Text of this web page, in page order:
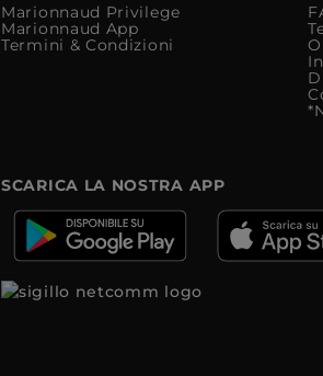
Marionnaud Privilege
Marionnaud App
Termini & Condizioni
SCARICA LA NOSTRA APP